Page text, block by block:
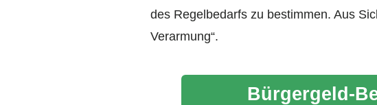
des Regelbedarfs zu bestimmen. Aus
Verarmung“.
Bürgergeld-